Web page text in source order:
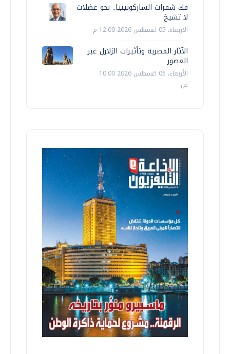
فك شفرات الساركوبينيا.. نحو عضلات
لا تشيخ
الأربعاء، 05 اغسطس 2026 12:00 م
الآثار المصرية وتأثيرات الزلازل عبر
العصور
الأربعاء، 05 اغسطس 2026 10:00
ص